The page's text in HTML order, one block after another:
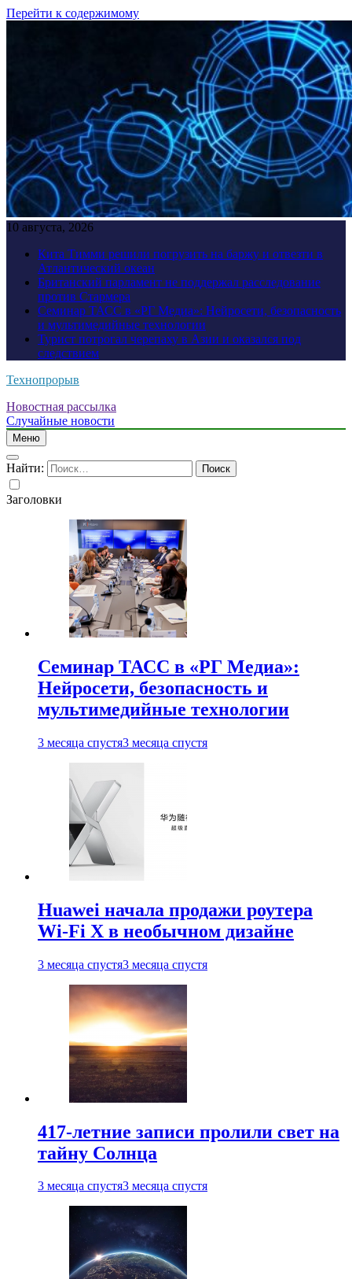
Перейти к содержимому
10 августа, 2026
Кита Тимми решили погрузить на баржу и отвезти в
Атлантический океан
Британский парламент не поддержал расследование
против Стармера
Семинар ТАСС в «РГ Медиа»: Нейросети, безопасность
и мультимедийные технологии
Турист потрогал черепаху в Азии и оказался под
следствием
Технопрорыв
Новостная рассылка
Случайные новости
Меню
Найти:
Заголовки
Семинар ТАСС в «РГ Медиа»:
Нейросети, безопасность и
мультимедийные технологии
3 месяца спустя3 месяца спустя
Huawei начала продажи роутера
Wi-Fi X в необычном дизайне
3 месяца спустя3 месяца спустя
417-летние записи пролили свет на
тайну Солнца
3 месяца спустя3 месяца спустя